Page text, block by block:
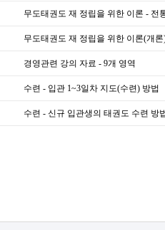
무도태권도 재 정립을 위한 이론 - 전
무도태권도 재 정립을 위한 이론(개
경영관련 강의 자료 - 9개 영역
수련 - 입관 1~3일차 지도(수련) 방법
수련 - 신규 입관생의 태권도 수련 방